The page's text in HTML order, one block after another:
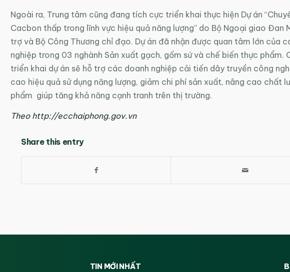
Ngoài ra, Trung tâm cũng đang tích cực triển khai thực hiện Dự án
Cacbon thấp trong lĩnh vực hiệu quả năng lượng” do Bộ Ngoại giao Đan
trợ và Bộ Công Thương chỉ đạo. Dự án đã nhận được quan tâm lớn của
nghiệp trong 03 nghành Sản xuất gạch, gốm sứ và chế biến thực phẩm.
triển khai dự án sẽ hỗ trợ các doanh nghiệp cải tiến dây truyền công
cao hiệu quả sử dụng năng lượng, giảm chi phí sản xuất, nâng cao chất
phẩm giúp tăng khả năng cạnh tranh trên thị trường.
Theo http://ecchaiphong.gov.vn
Share this entry
TIN MỚI NHẤT